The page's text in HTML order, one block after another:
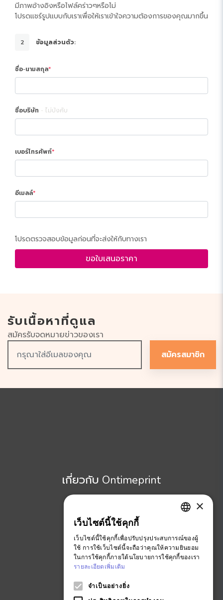
มีภาพอ้างอิงหรือไฟล์คร่าวๆหรือไม่
โปรดแชร์รูปแบบกับเราเพื่อให้เราเข้าใจความต้องการของคุณมากขึ้น
2 ข้อมูลส่วนตัว:
ชื่อ-นามสกุล
ชื่อบริษัท ไม่บังคับ
เบอร์โทรศัพท์
อีเมลล์
โปรดตรวจสอบข้อมูลก่อนที่จะส่งให้กับทางเรา
ขอใบเสนอราคา
รับเนื้อหาที่ดูแล
สมัครรับจดหมายข่าวของเรา
สมัครสมาชิก
เกี่ยวกับ Ontimeprint
ร่วมงานกับเรา
ข้อตกลงและเงื่อนไข
Ontimeprint Malaysia
Ontimeprint Singapore
THAI
×
เว็บไซต์นี้ใช้คุกกี้
เว็บไซต์นี้ใช้คุกกี้เพื่อปรับปรุงประสบการณ์ของผู้
ใช้ การใช้เว็บไซต์นี้จะถือว่าคุณให้ความยินยอม
ในการใช้คุกกี้ภายใต้นโยบายการใช้คุกกี้ของเรา
รายละเอียดเพิ่มเติม
จำเป็นอย่างยิ่ง